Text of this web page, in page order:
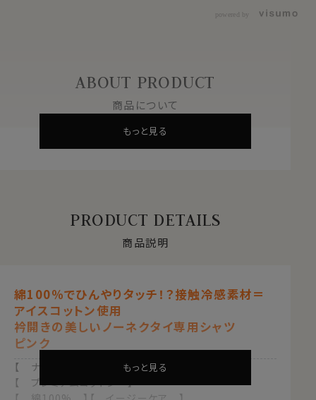
powered by
ABOUT PRODUCT
商品について
もっと見る
PRODUCT DETAILS
商品説明
綿100％でひんやりタッチ！？接触冷感素材＝
アイスコットン使用
衿開きの美しいノーネクタイ専用シャツ
ピンク
【 ナチュラルフィット 】【 アイスコットン 】
【 プレミアムコットン 】
もっと見る